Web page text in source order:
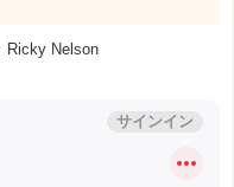
Ricky Nelson